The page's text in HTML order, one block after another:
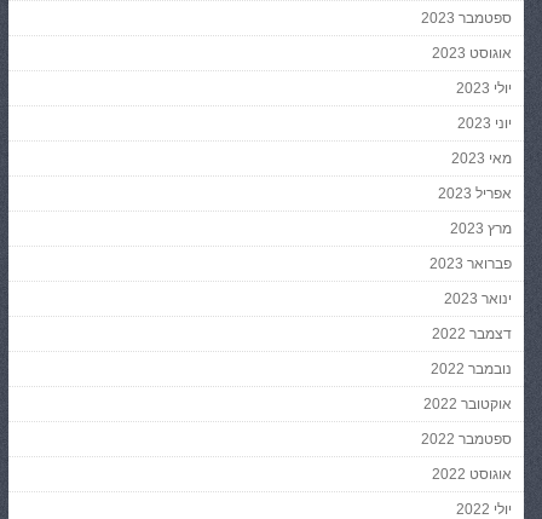
ספטמבר 2023
אוגוסט 2023
יולי 2023
יוני 2023
מאי 2023
אפריל 2023
מרץ 2023
פברואר 2023
ינואר 2023
דצמבר 2022
נובמבר 2022
אוקטובר 2022
ספטמבר 2022
אוגוסט 2022
יולי 2022